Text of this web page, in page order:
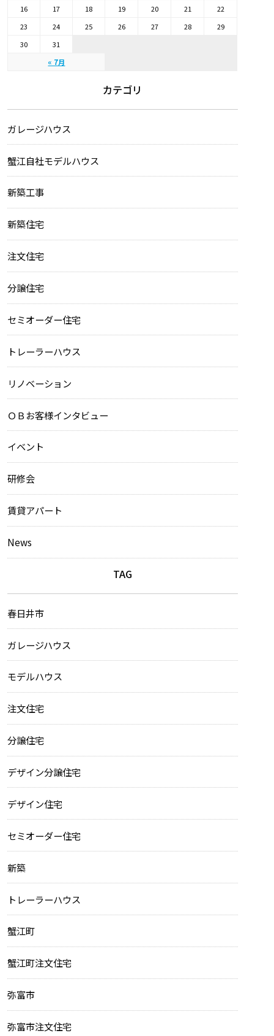
« 7月
16
17 18 19 20 21
22
23
24 25 26 27 28
29
30
31
カテゴリ
ガレージハウス
蟹江自社モデルハウス
新築工事
新築住宅
注文住宅
分譲住宅
セミオーダー住宅
トレーラーハウス
リノベーション
ＯＢお客様インタビュー
イベント
研修会
賃貸アパート
News
TAG
春日井市
ガレージハウス
モデルハウス
注文住宅
分譲住宅
デザイン分譲住宅
デザイン住宅
セミオーダー住宅
新築
トレーラーハウス
蟹江町
蟹江町注文住宅
弥富市
弥富市注文住宅